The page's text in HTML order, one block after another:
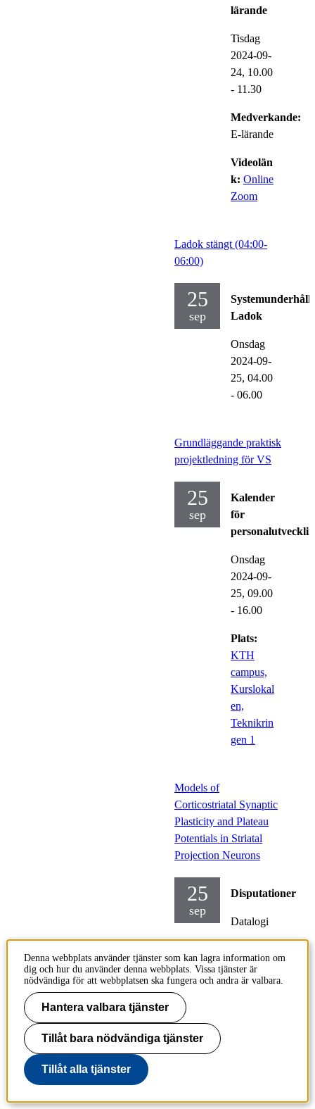
lärande
Tisdag
2024-09-
24, 10.00
- 11.30
Medverkande:
E-lärande
Videolän
k: Online
Zoom
Ladok stängt (04:00-
06:00)
25
sep
Systemunderhåll
Ladok
Onsdag
2024-09-
25, 04.00
- 06.00
Grundläggande praktisk
projektledning för VS
25
sep
Kalender
för
Onsdag
2024-09-
25, 09.00
- 16.00
Plats:
KTH
campus,
Kurslokal
en,
Teknikrin
gen 1
Models of
Corticostriatal Synaptic
Plasticity and Plateau
Potentials in Striatal
Projection Neurons
25
sep
Disputationer
Datalogi
2024-09-
25,10.00
Denna webbplats använder tjänster som kan lagra information om
dig och hur du använder denna webbplats. Vissa tjänster är
nödvändiga för att webbplatsen ska fungera och andra är valbara.
Hantera valbara tjänster
Tillåt bara nödvändiga tjänster
Tillåt alla tjänster